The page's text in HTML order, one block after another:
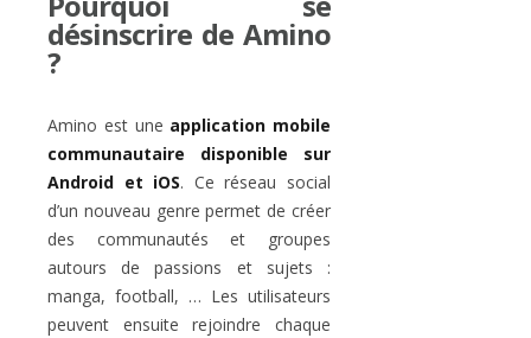
désinscrire de Amino
?
Amino est une application mobile
communautaire disponible sur
Android et iOS. Ce réseau social
d’un nouveau genre permet de créer
des communautés et groupes
autours de passions et sujets :
manga, football, … Les utilisateurs
peuvent ensuite rejoindre chaque